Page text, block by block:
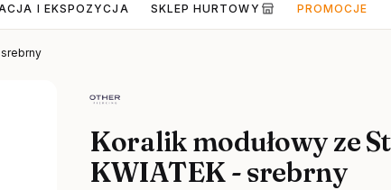
I EKSPOZYCJA SKLEP HURTOWY PROMOCJE
srebrny
Koralik modułowy ze
KWIATEK - srebrny